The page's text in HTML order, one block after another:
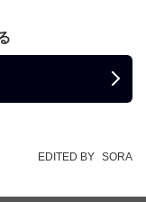
EDITED BY SORA